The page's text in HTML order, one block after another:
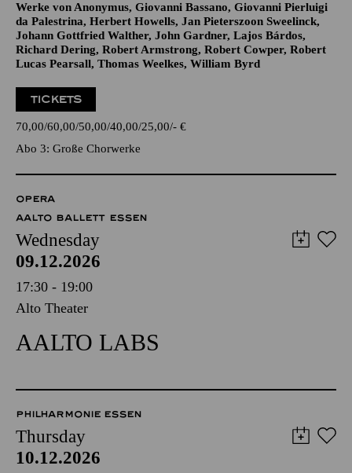
Werke von Anonymus, Giovanni Bassano, Giovanni Pierluigi
da Palestrina, Herbert Howells, Jan Pieterszoon Sweelinck,
Johann Gottfried Walther, John Gardner, Lajos Bárdos,
Richard Dering, Robert Armstrong, Robert Cowper, Robert
Lucas Pearsall, Thomas Weelkes, William Byrd
TICKETS
70,00 60,00 50,00 40,00 25,00 - €
Abo 3: Große Chorwerke
OPERA
AALTO BALLETT ESSEN
Wednesday
09.12.2026
17:30 - 19:00
Alto Theater
AALTO LABS
PHILHARMONIE ESSEN
Thursday
10.12.2026